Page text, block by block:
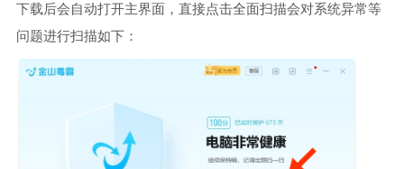
下载后会自动打开主界面，直接点击全面扫描会对系统异常等
问题进行扫描如下：